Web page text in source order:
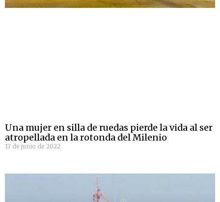
Una mujer en silla de ruedas pierde la vida al ser
atropellada en la rotonda del Milenio
17 de junio de 2022